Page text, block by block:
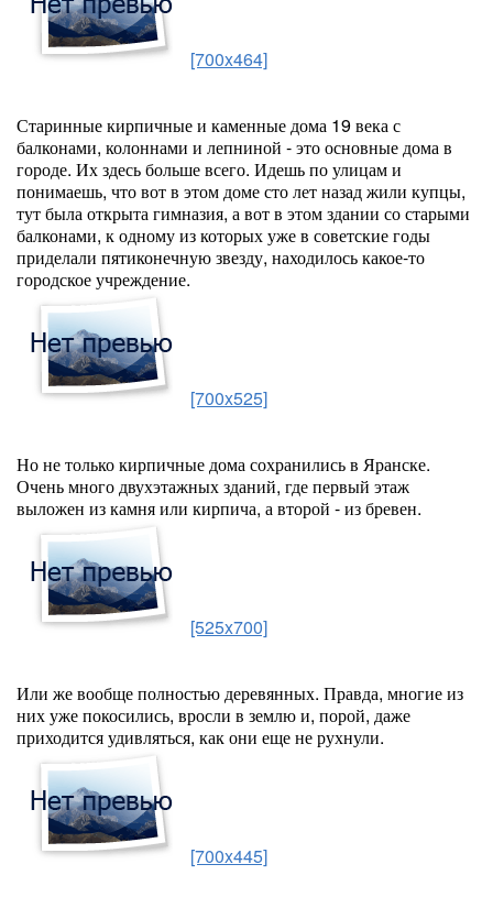
[700x464]
Старинные кирпичные и каменные дома 19 века с
балконами, колоннами и лепниной - это основные дома в
городе. Их здесь больше всего. Идешь по улицам и
понимаешь, что вот в этом доме сто лет назад жили купцы,
тут была открыта гимназия, а вот в этом здании со старыми
балконами, к одному из которых уже в советские годы
приделали пятиконечную звезду, находилось какое-то
городское учреждение.
[700x525]
Но не только кирпичные дома сохранились в Яранске.
Очень много двухэтажных зданий, где первый этаж
выложен из камня или кирпича, а второй - из бревен.
[525x700]
Или же вообще полностью деревянных. Правда, многие из
них уже покосились, вросли в землю и, порой, даже
приходится удивляться, как они еще не рухнули.
[700x445]